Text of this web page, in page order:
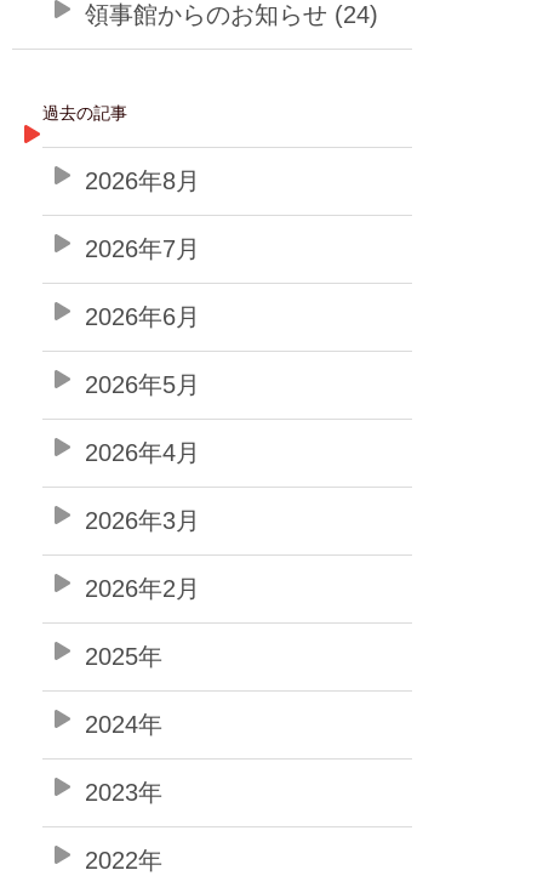
領事館からのお知らせ (24)
過去の記事
2026年8月
2026年7月
2026年6月
2026年5月
2026年4月
2026年3月
2026年2月
2025年
2024年
2023年
2022年